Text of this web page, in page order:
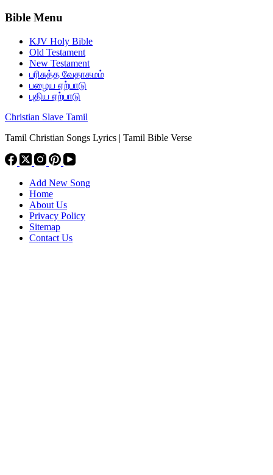
Bible Menu
KJV Holy Bible
Old Testament
New Testament
பரிசுத்த வேதாகமம்
பழைய ஏற்பாடு
புதிய ஏற்பாடு
Christian Slave Tamil
Tamil Christian Songs Lyrics | Tamil Bible Verse
Add New Song
Home
About Us
Privacy Policy
Sitemap
Contact Us